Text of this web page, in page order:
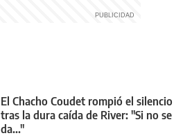
El Chacho Coudet rompió el silencio
tras la dura caída de River: "Si no se
da..."